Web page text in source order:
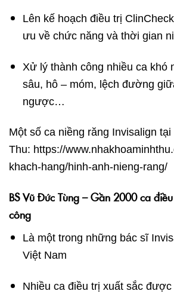
Lên kế hoạch điều trị
ưu về chức năng và thời gian
Xử lý thành công nhiều ca khó
sâu, hô – móm, lệch đường
ngược…
Một số ca niềng răng Invisalign
Thu: https://
khach-hang/hinh-anh-nieng-rang/
BS Vũ Đức Tùng – Gần 2000 ca
công
Là một trong những bác sĩ
Việt Nam
Nhiều ca điều trị xuất sắc được